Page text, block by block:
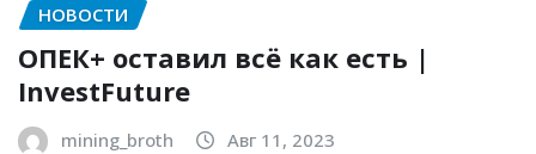
НОВОСТИ
ОПЕК+ оставил всё как есть |
InvestFuture
mining_broth Авг 11, 2023